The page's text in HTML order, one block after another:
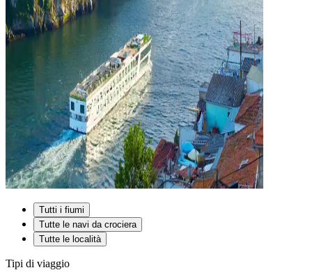
Tutti i fiumi
Tutte le navi da crociera
Tutte le località
Tipi di viaggio